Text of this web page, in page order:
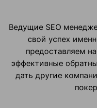
Ведущие SEO
свой успех
предоставляем
эффективные
дать другие